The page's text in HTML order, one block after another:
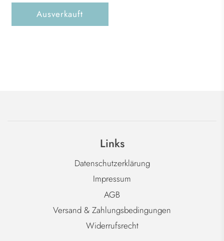
Ausverkauft
Links
Datenschutzerklärung
Impressum
AGB
Versand & Zahlungsbedingungen
Widerrufsrecht